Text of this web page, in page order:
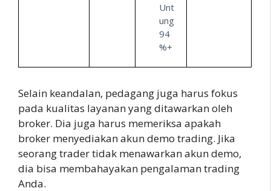
Unt
ung
94
%+
Selain keandalan, pedagang juga harus fokus
pada kualitas layanan yang ditawarkan oleh
broker. Dia juga harus memeriksa apakah
broker menyediakan akun demo trading. Jika
seorang trader tidak menawarkan akun demo,
dia bisa membahayakan pengalaman trading
Anda.